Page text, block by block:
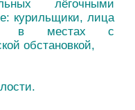
лёгочными
курильщики, лица
в местах с
обстановкой,